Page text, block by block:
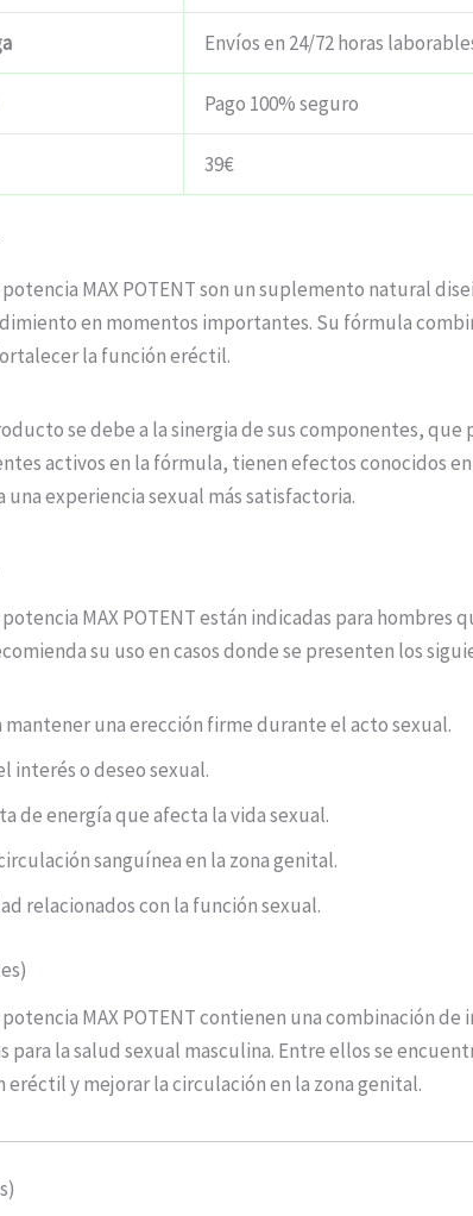
Envíos en 24/72 horas
Pago 100% seguro
39€
MAX POTENT son un suplemento natural
en momentos importantes. Su fórmula
la función eréctil.
se debe a la sinergia de sus componentes,
activos en la fórmula, tienen efectos conocidos
experiencia sexual más satisfactoria.
MAX POTENT están indicadas para
su uso en casos donde se presenten los
una erección firme durante el acto sexual.
interés o deseo sexual.
de energía que afecta la vida sexual.
sanguínea en la zona genital.
relacionados con la función sexual.
potencia MAX POTENT contienen una combinación
para la salud sexual masculina. Entre ellos se
y mejorar la circulación en la zona genital.